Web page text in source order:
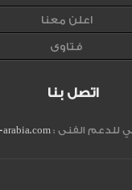
اعلن معنا
فتاوى
اتصل بنا
للدعم الفنى :